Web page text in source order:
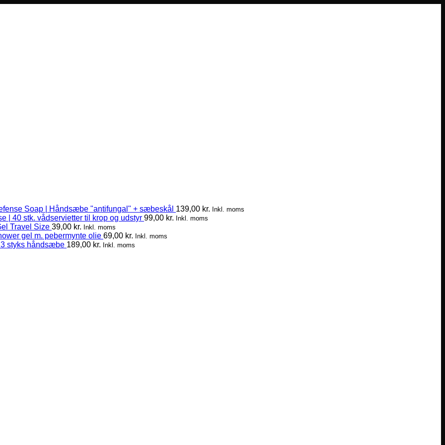
Soap | Håndsæbe "antifungal" + sæbeskål 139,00 kr. Inkl. moms
| 40 stk. vådservietter til krop og udstyr 99,00 kr. Inkl. moms
Travel Size 39,00 kr. Inkl. moms
gel m. pebermynte olie 69,00 kr. Inkl. moms
styks håndsæbe 189,00 kr. Inkl. moms